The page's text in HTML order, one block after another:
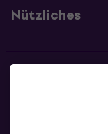
Nützliches